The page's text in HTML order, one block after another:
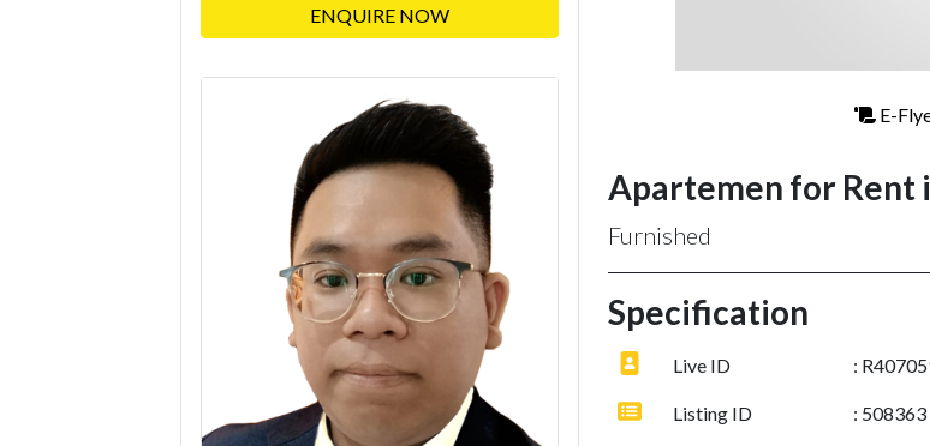
ENQUIRE NOW
E-
Apartemen for Rent
Furnished
Specification
Live ID :
Listing ID : 508363